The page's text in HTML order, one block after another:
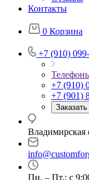
Контакты
0 Корзина
+7 (910)
+7 (910)
+7 (901)
Владимирская
Пн. – Пт.: с